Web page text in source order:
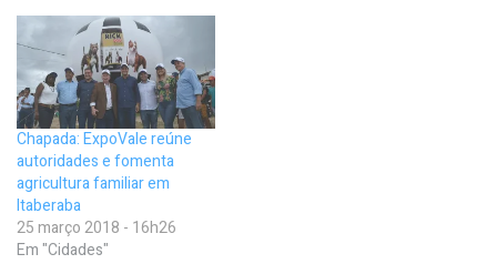
Chapada: ExpoVale reúne
autoridades e fomenta
agricultura familiar em
Itaberaba
25 março 2018 - 16h26
Em "Cidades"